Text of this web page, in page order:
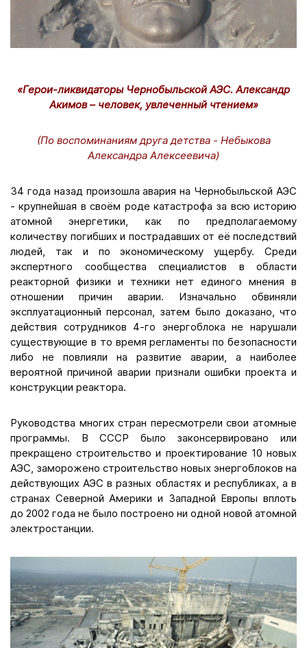
«Герои-ликвидаторы Чернобыльской АЭС. Александр
Акимов – человек, увлеченный чтением»
(По воспоминаниям друга детства - Небыкова
Александра Алексеевича)
34 года назад произошла авария на Чернобыльской АЭС
- крупнейшая в своём роде катастрофа за всю историю
атомной энергетики, как по предполагаемому
количеству погибших и пострадавших от её последствий
людей, так и по экономическому ущербу. Среди
экспертного сообщества специалистов в области
реакторной физики и техники нет единого мнения в
отношении причин аварии. Изначально обвиняли
эксплуатационный персонал, затем было доказано, что
действия сотрудников 4-го энергоблока не нарушали
существующие в то время регламенты по безопасности
либо не повлияли на развитие аварии, а наиболее
вероятной причиной аварии признали ошибки проекта и
конструкции реактора.
Руководства многих стран пересмотрели свои атомные
программы. В СССР было законсервировано или
прекращено строительство и проектирование 10 новых
АЭС, заморожено строительство новых энергоблоков на
действующих АЭС в разных областях и республиках, а в
странах Северной Америки и Западной Европы вплоть
до 2002 года не было построено ни одной новой атомной
электростанции.